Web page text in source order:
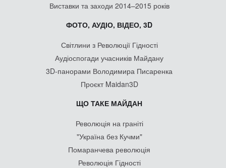
Виставки та заходи 2014–2015 років
ФОТО, АУДІО, ВІДЕО, 3D
Світлини з Революції Гідності
Аудіоспогади учасників Майдану
3D-панорами Володимира Писаренка
Проєкт Maidan3D
ЩО ТАКЕ МАЙДАН
Революція на граніті
"Україна без Кучми"
Помаранчева революція
Революція Гідності